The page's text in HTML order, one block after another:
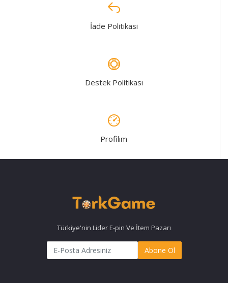
İade Politikasi
Destek Politikası
Profilim
Türkiye'nin Lider E-pin Ve İtem Pazarı
Abone Ol